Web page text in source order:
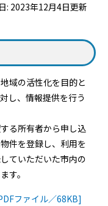
: 2023年12月4日更新
域の活性化を目的と
し、情報提供を行う
る所有者から申し込
件を登録し、利用を
ていただいた市内の
す。
ファイル／68KB]